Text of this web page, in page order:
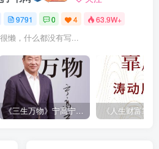
9791 0 4 63.9W+
懒，什么都没有写...
《三生万物》宁高宁（epub+mobi+azw3+pdf）